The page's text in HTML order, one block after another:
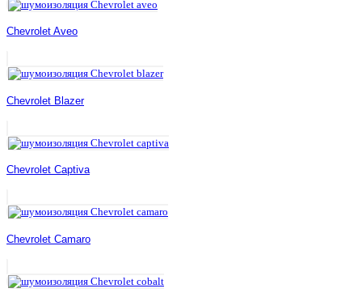
Chevrolet Aveo
Chevrolet Blazer
Chevrolet Captiva
Chevrolet Camaro